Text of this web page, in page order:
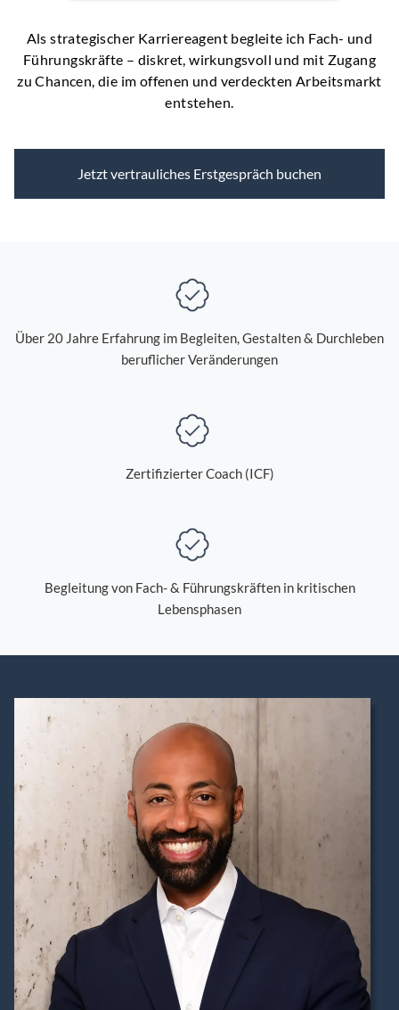
Als strategischer Karriereagent begleite ich Fach- und
Führungskräfte – diskret, wirkungsvoll und mit Zugang
zu Chancen, die im offenen und verdeckten Arbeitsmarkt
entstehen.
Jetzt vertrauliches Erstgespräch buchen
Über 20 Jahre Erfahrung im Begleiten, Gestalten & Durchleben
beruflicher Veränderungen
Zertifizierter Coach (ICF)
Begleitung von Fach- & Führungskräften in kritischen
Lebensphasen